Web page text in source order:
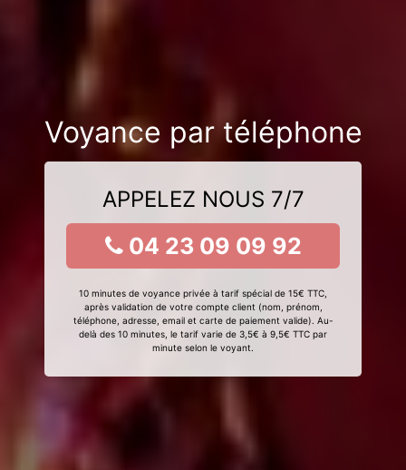
Voyance par téléphone
APPELEZ NOUS 7/7
04 23 09 09 92
10 minutes de voyance privée à tarif spécial de 15€ TTC,
après validation de votre compte client (nom, prénom,
téléphone, adresse, email et carte de paiement valide). Au-
delà des 10 minutes, le tarif varie de 3,5€ à 9,5€ TTC par
minute selon le voyant.